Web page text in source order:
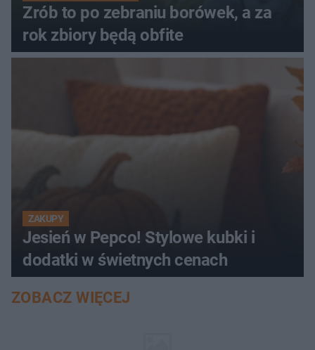
Zrób to po zebraniu borówek, a za
rok zbiory będą obfite
ZAKUPY
Jesień w Pepco! Stylowe kubki i
dodatki w świetnych cenach
ZOBACZ WIĘCEJ